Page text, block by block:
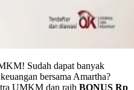
Sudah dapat banyak
bersama Amartha?
UMKM dan raih BONUS Rp